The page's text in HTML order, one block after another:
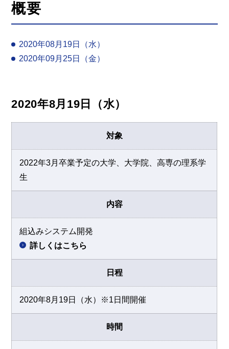
概要
2020年08月19日（水）
2020年09月25日（金）
2020年8月19日（水）
対象
2022年3月卒業予定の大学、大学院、高専の理系学
生
内容
組込みシステム開発
詳しくはこちら
日程
2020年8月19日（水）※1日間開催
時間